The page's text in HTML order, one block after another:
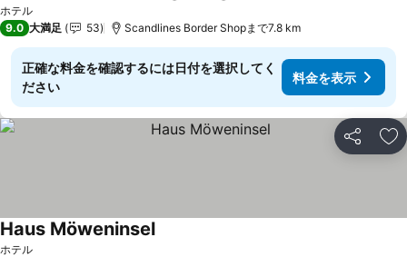
ホテル
9.0 大満足 53 Scandlines Border Shopまで7.8 km
正確な料金を確認するには日付を選択してく
ださい
料金を表示
シェア お
ホテル
Haus Möweninsel料金を表示